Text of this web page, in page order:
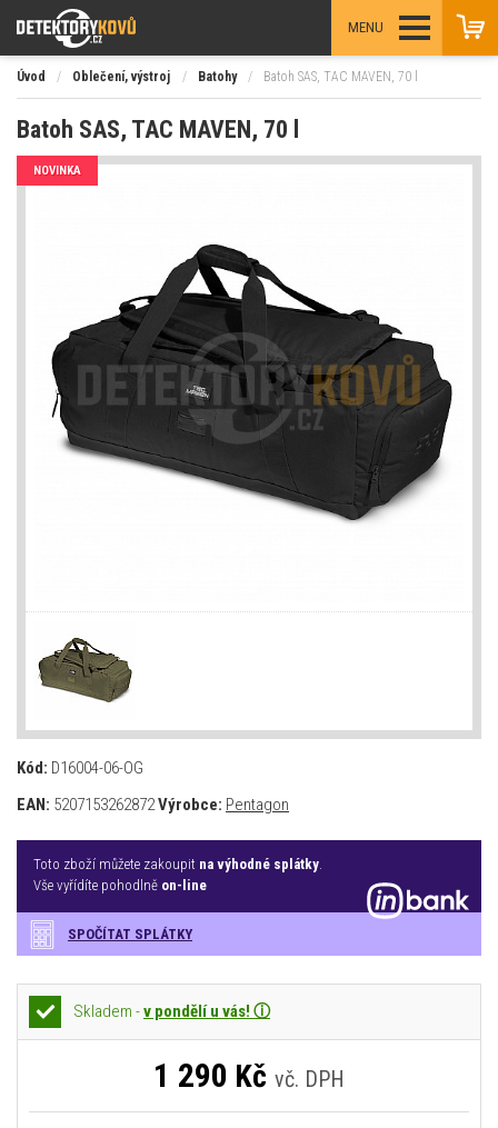
MENU
Úvod / Oblečení, výstroj / Batohy / Batoh SAS, TAC MAVEN, 70 l
Batoh SAS, TAC MAVEN, 70 l
NOVINKA
Kód: D16004-06-OG
EAN: 5207153262872Výrobce: Pentagon
Toto zboží můžete zakoupit na výhodné splátky.
Vše vyřídíte pohodlně on-line
SPOČÍTAT SPLÁTKY
Skladem -v pondělí u vás! ⓘ
1 290 Kč vč. DPH